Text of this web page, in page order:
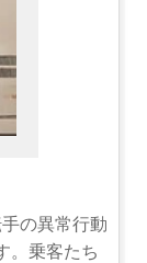
の異常行動
。乗客たち